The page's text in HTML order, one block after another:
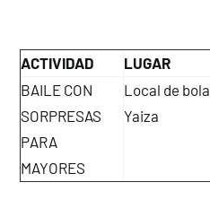
ACTIVIDAD LUGAR
BAILE CON
SORPRESAS
PARA
MAYORES
Local de bola
Yaiza